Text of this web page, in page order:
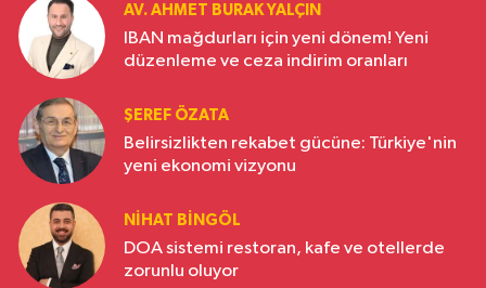
AV. AHMET BURAK YALÇIN
IBAN mağdurları için yeni dönem! Yeni
düzenleme ve ceza indirim oranları
ŞEREF ÖZATA
Belirsizlikten rekabet gücüne: Türkiye'nin
yeni ekonomi vizyonu
NIHAT BINGÖL
DOA sistemi restoran, kafe ve otellerde
zorunlu oluyor